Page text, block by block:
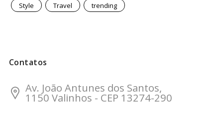
Style
Travel trending
Contatos
Av. João Antunes dos Santos,
1150 Valinhos - CEP 13274-290